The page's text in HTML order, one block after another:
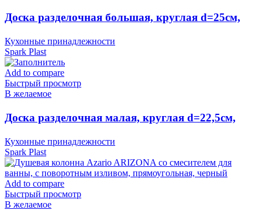
Доска разделочная большая, круглая d=25см,
819586)
Кухонные принадлежности
Spark Plast
Add to compare
Быстрый просмотр
В желаемое
Доска разделочная малая, круглая d=22,5см,
Кухонные принадлежности
Spark Plast
Add to compare
Быстрый просмотр
В желаемое